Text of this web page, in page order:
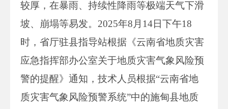
较厚，在暴雨、持续性降雨等极端天气下滑
坡、崩塌等易发。2025年8月14日下午18
时，省厅驻县指导站根据《云南省地质灾害
应急指挥部办公室关于地质灾害气象风险预
警的提醒》通知，技术人员根据“云南省地
质灾害气象风险预警系统”中的施甸县地质